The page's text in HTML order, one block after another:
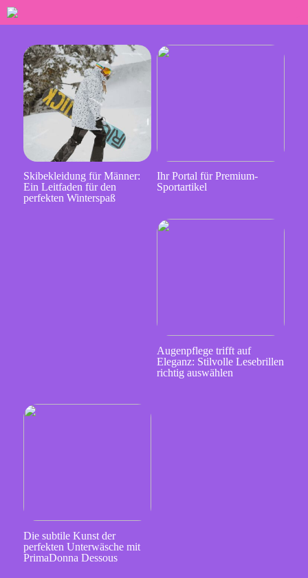
Skibekleidung für Männer:
Ein Leitfaden für den
perfekten Winterspaß
Ihr Portal für Premium-
Sportartikel
Augenpflege trifft auf
Eleganz: Stilvolle Lesebrillen
richtig auswählen
Die subtile Kunst der
perfekten Unterwäsche mit
PrimaDonna Dessous